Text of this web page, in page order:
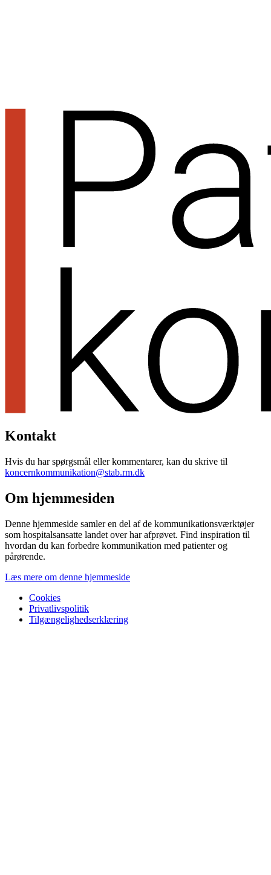
Kontakt
Hvis du har spørgsmål eller kommentarer, kan du skrive til
koncernkommunikation@stab.rm.dk
Om hjemmesiden
Denne hjemmeside samler en del af de kommunikationsværktøjer
som hospitalsansatte landet over har afprøvet. Find inspiration til
hvordan du kan forbedre kommunikation med patienter og
pårørende.
Læs mere om denne hjemmeside
Cookies
Privatlivspolitik
Tilgængelighedserklæring